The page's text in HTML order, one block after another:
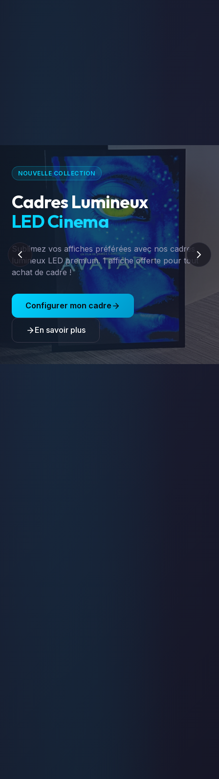
NOUVELLE COLLECTION
Cadres Lumineux
LED Cinema
Sublimez vos affiches préférées avec nos cadres
lumineux LED premium. 1 affiche offerte pour tout
achat de cadre !
Configurer mon cadre
En savoir plus